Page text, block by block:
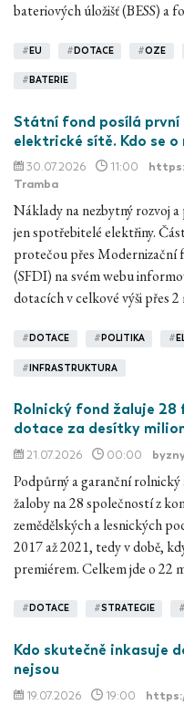
bateriových úložišť (BESS) a
# EU # DOTACE #OZE
# BATERIE
Státní fond posílá
elektrické sítě. Kdo se o
30.07.2026 11:00
Tramba
Náklady na nezbytný rozvoj
jen spotřebitelé elektřiny.
protečou přes
(SFDI) na svém webu
dotacích v celkové výši přes
# DOTACE # POLITIKA #
# INFRASTRUKTURA
Rolnický fond žaluje
dotace za desítky
21.07.2026 00:00
Podpůrný a garanční
žaloby na 28 společností z
zemědělských a lesnických
2017 až 2021, tedy v době,
premiérem. Celkem jde o 22
#DOTACE #STRATEGIE
Kdo skutečně inkasuje
nejsou
19.07.2026 19:00